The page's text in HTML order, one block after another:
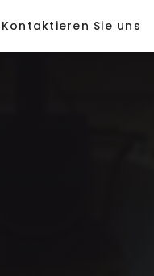
Kontaktieren Sie uns